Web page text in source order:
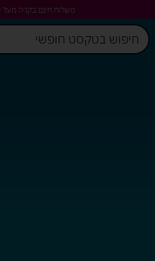
משלוח חינם בקניה מעל 329 ש"ח!!